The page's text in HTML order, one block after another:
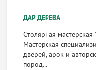
ДАР ДЕРЕВА
Столярная
Мастерская
дверей, арок и
пород...